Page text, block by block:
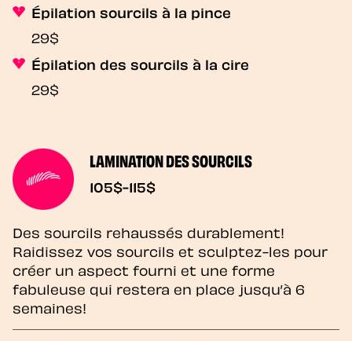
Épilation sourcils à la pince
29$
Épilation des sourcils à la cire
29$
LAMINATION DES SOURCILS
105$-115$
Des sourcils rehaussés durablement!
Raidissez vos sourcils et sculptez-les pour
créer un aspect fourni et une forme
fabuleuse qui restera en place jusqu’à 6
semaines!